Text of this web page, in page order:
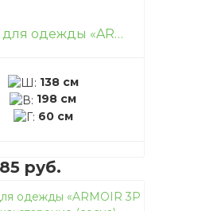
Шкаф для одежды «ARMFLEUR» с резьбой, отделка: старение (сосна)
138 см
198 см
60 см
руб.